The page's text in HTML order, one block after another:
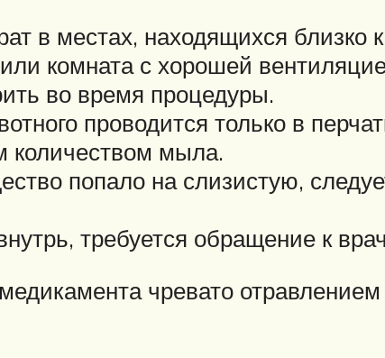
в местах, находящихся
комната с хорошей
во время процедуры.
проводится только в
мыла.
попало на слизистую,
требуется обращение к
чревато